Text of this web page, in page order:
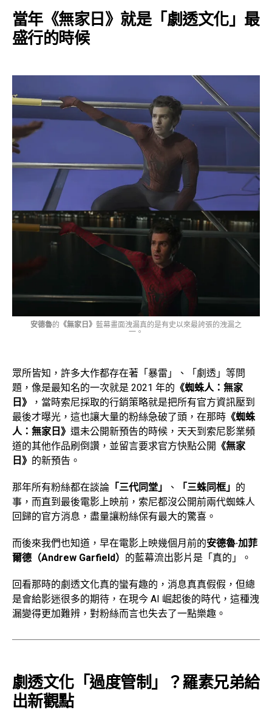
當年《無家日》就是「劇透文化」最
盛行的時候
安德魯的 《無家日》 藍幕畫面洩漏真的是有史以來最誇張的洩漏之
一。
眾所皆知，許多大作都存在著「暴雷」、「劇透」等問
題，像是最知名的一次就是 2021 年的 《蜘蛛人：無家
日》
，當時索尼採取的行銷策略就是把所有官方資訊壓到
最後才曝光，這也讓大量的粉絲急破了頭，在那時 《蜘蛛
人：無家日》 還未公開新預告的時候，天天到索尼影業頻
道的其他作品刷倒讚，並留言要求官方快點公開 《無家
日》 的新預告。
那年所有粉絲都在談論 「三代同堂」 、 「三蛛同框」 的
事，而直到最後電影上映前，索尼都沒公開前兩代蜘蛛人
回歸的官方消息，盡量讓粉絲保有最大的驚喜。
而後來我們也知道，早在電影上映幾個月前的安德魯·加菲
爾德（Andrew Garfield） 的藍幕流出影片是「真的」。
回看那時的劇透文化真的蠻有趣的，消息真真假假，但總
是會給影迷很多的期待，在現今 AI 崛起後的時代，這種洩
漏變得更加難辨，對粉絲而言也失去了一點樂趣。
劇透文化「過度管制」？羅素兄弟給
出新觀點